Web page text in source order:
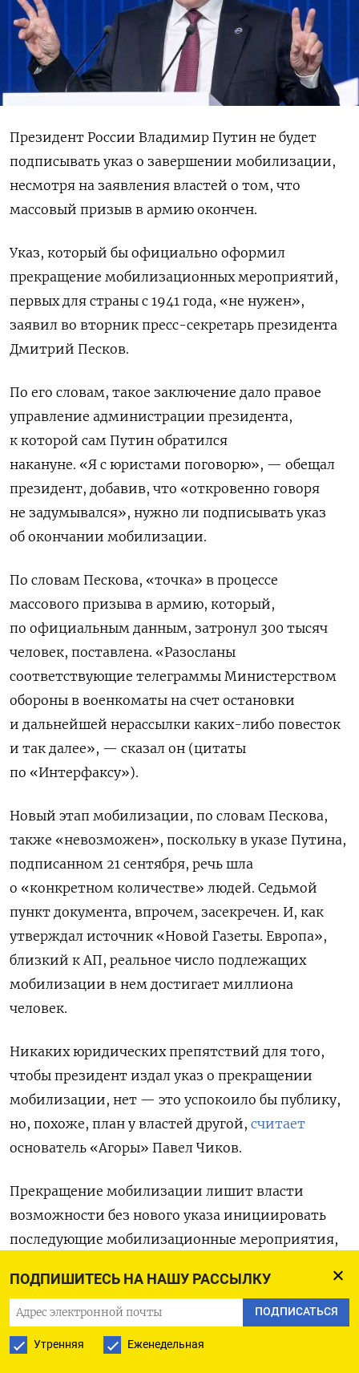
ПОДПИШИТЕСЬ НА НАШУ РАССЫЛКУ
ПОДПИСАТЬСЯ
Утренняя Еженедельная
Президент России Владимир Путин не будет
подписывать указ о завершении мобилизации,
несмотря на заявления властей о том, что
массовый призыв в армию окончен.
Указ, который бы официально оформил
прекращение мобилизационных мероприятий,
первых для страны с 1941 года, «не нужен»,
заявил во вторник пресс-секретарь президента
Дмитрий Песков.
По его словам, такое заключение дало правое
управление администрации президента,
к которой сам Путин обратился
накануне. «Я с юристами поговорю», — обещал
президент, добавив, что «откровенно говоря
не задумывался», нужно ли подписывать указ
об окончании мобилизации.
По словам Пескова, «точка» в процессе
массового призыва в армию, который,
по официальным данным, затронул 300 тысяч
человек, поставлена. «Разосланы
соответствующие телеграммы Министерством
обороны в военкоматы на счет остановки
и дальнейшей нерассылки каких-либо повесток
и так далее», — сказал он (цитаты
по «Интерфаксу»).
Новый этап мобилизации, по словам Пескова,
также «невозможен», поскольку в указе Путина,
подписанном 21 сентября, речь шла
о «конкретном количестве» людей. Седьмой
пункт документа, впрочем, засекречен. И, как
утверждал источник «Новой Газеты. Европа»,
близкий к АП, реальное число подлежащих
мобилизации в нем достигает миллиона
человек.
Никаких юридических препятствий для того,
чтобы президент издал указ о прекращении
мобилизации, нет — это успокоило бы публику,
но, похоже, план у властей другой, считает
основатель «Агоры» Павел Чиков.
Прекращение мобилизации лишит власти
возможности без нового указа инициировать
последующие мобилизационные мероприятия,
автоматически дает право всем контрактникам
уволиться с военной службы (указ прямо
запрещает им это делать), поясняет Чиков.